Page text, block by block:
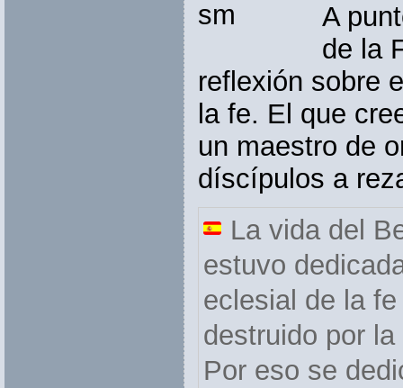
A
de la
reflexión sobre
la fe. El que
un maestro de
díscípulos a
La vida del
estuvo
eclesial de la
destruido por
Por eso se